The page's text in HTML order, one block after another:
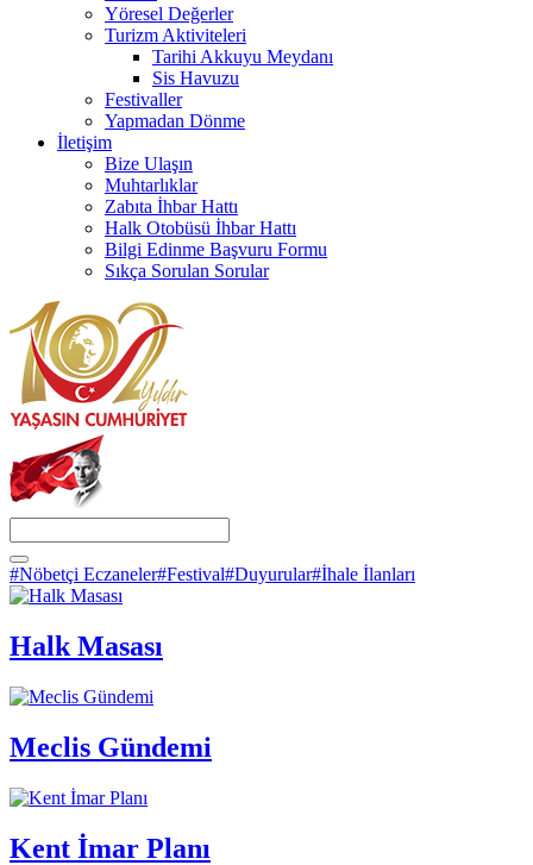
Yöresel Değerler
Turizm Aktiviteleri
Tarihi Akkuyu Meydanı
Sis Havuzu
Festivaller
Yapmadan Dönme
İletişim
Bize Ulaşın
Muhtarlıklar
Zabıta İhbar Hattı
Halk Otobüsü İhbar Hattı
Bilgi Edinme Başvuru Formu
Sıkça Sorulan Sorular
#Nöbetçi Eczaneler#Festival#Duyurular#İhale İlanları
Halk Masası
Meclis Gündemi
Kent İmar Planı